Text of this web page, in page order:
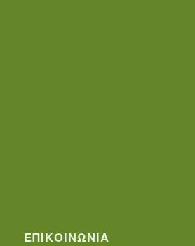
ΕΠΙΚΟΙΝΩΝΊΑ